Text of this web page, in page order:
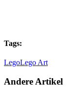
Tags:
LegoLego Art
Andere Artikel